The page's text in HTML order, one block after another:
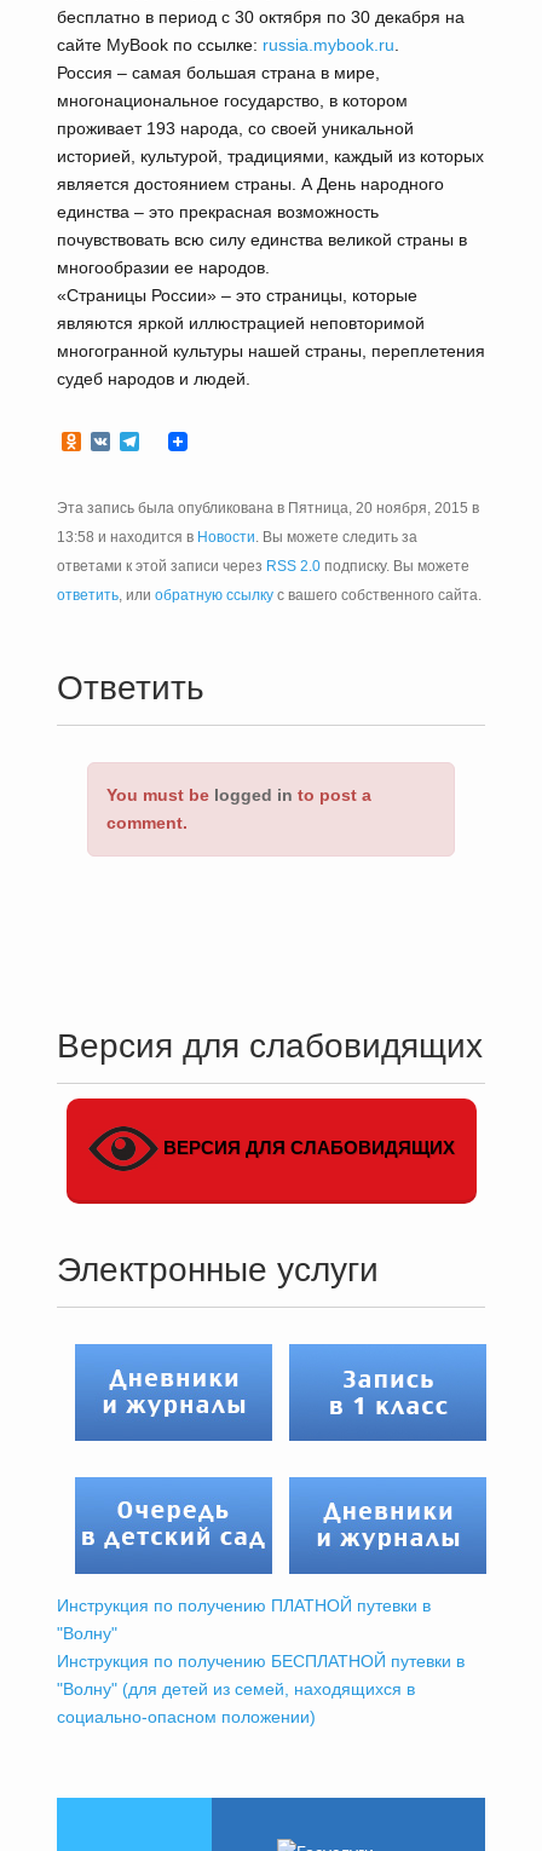
бесплатно в период с 30 октября по 30 декабря на
сайте MyBook по ссылке: russia.mybook.ru
Россия – самая большая страна в мире,
многонациональное государство, в котором
проживает 193 народа, со своей уникальной
историей, культурой, традициями, каждый из которых
является достоянием страны. А День народного
единства – это прекрасная возможность
почувствовать всю силу единства великой страны в
многообразии ее народов.
«Страницы России» – это страницы, которые
являются яркой иллюстрацией неповторимой
многогранной культуры нашей страны, переплетения
судеб народов и людей.
Odnoklassniki
VKTelegram
Эта запись была опубликована в Пятница, 20 ноября, 2015 в
13:58 и находится в Новости. Вы можете следить за
ответами к этой записи через RSS 2.0подписку. Вы можете
ответить, или обратную ссылкус вашего собственного сайта.
Ответить
You must be logged in to post a
comment.
Версия для слабовидящих
ВЕРСИЯ ДЛЯ СЛАБОВИДЯЩИХ
Электронные услуги
Инструкция по получению ПЛАТНОЙ путевки в
"Волну"
Инструкция по получению БЕСПЛАТНОЙ путевки в
"Волну" (для детей из семей, находящихся в
социально-опасном положении)